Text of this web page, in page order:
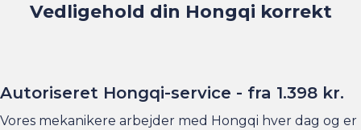
Vedligehold din Hongqi korrekt
Autoriseret Hongqi-service - fra 1.398 kr.
Vores mekanikere arbejder med Hongqi hver dag og er